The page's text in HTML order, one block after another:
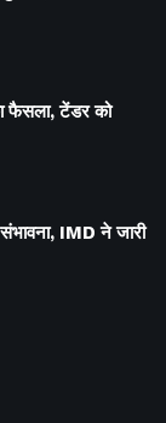
फैसला, टेंडर को
IMD ने जारी